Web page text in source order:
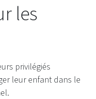
les
privilégiés
leur enfant dans le